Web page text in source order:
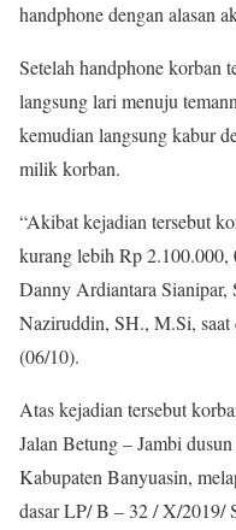
handphone dengan alasan
Setelah handphone korban
langsung lari menuju
kemudian langsung kabur
milik korban.
“Akibat kejadian tersebut
kurang lebih Rp
Danny Ardiantara
Naziruddin, SH., M.Si,
(06/10).
Atas kejadian tersebut
Jalan Betung – Jambi
Kabupaten Banyuasin,
dasar LP/ B – 32 / X/2019/